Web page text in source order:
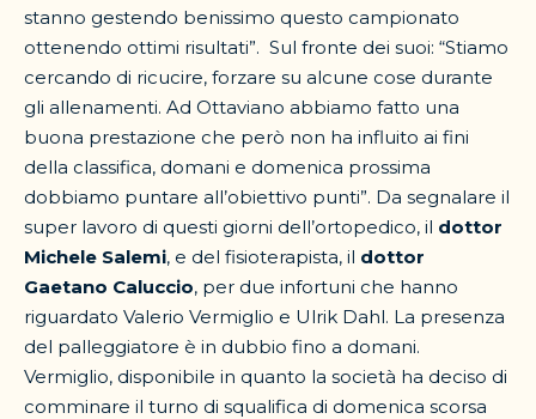
stanno gestendo benissimo questo campionato
ottenendo ottimi risultati”. Sul fronte dei suoi: “Stiamo
cercando di ricucire, forzare su alcune cose durante
gli allenamenti. Ad Ottaviano abbiamo fatto una
buona prestazione che però non ha influito ai fini
della classifica, domani e domenica prossima
dobbiamo puntare all’obiettivo punti”. Da segnalare il
super lavoro di questi giorni dell’ortopedico, il dottor
Michele Salemi, e del fisioterapista, il dottor
Gaetano Caluccio, per due infortuni che hanno
riguardato Valerio Vermiglio e Ulrik Dahl. La presenza
del palleggiatore è in dubbio fino a domani.
Vermiglio, disponibile in quanto la società ha deciso di
comminare il turno di squalifica di domenica scorsa